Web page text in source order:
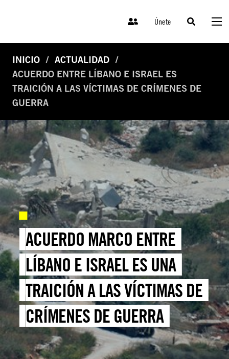
Únete
INICIO
ACTUALIDAD
ACUERDO ENTRE LÍBANO E ISRAEL ES
TRAICIÓN A LAS VÍCTIMAS DE CRÍMENES DE
GUERRA
ACUERDO MARCO ENTRE
LÍBANO E ISRAEL ES UNA
TRAICIÓN A LAS VÍCTIMAS DE
CRÍMENES DE GUERRA